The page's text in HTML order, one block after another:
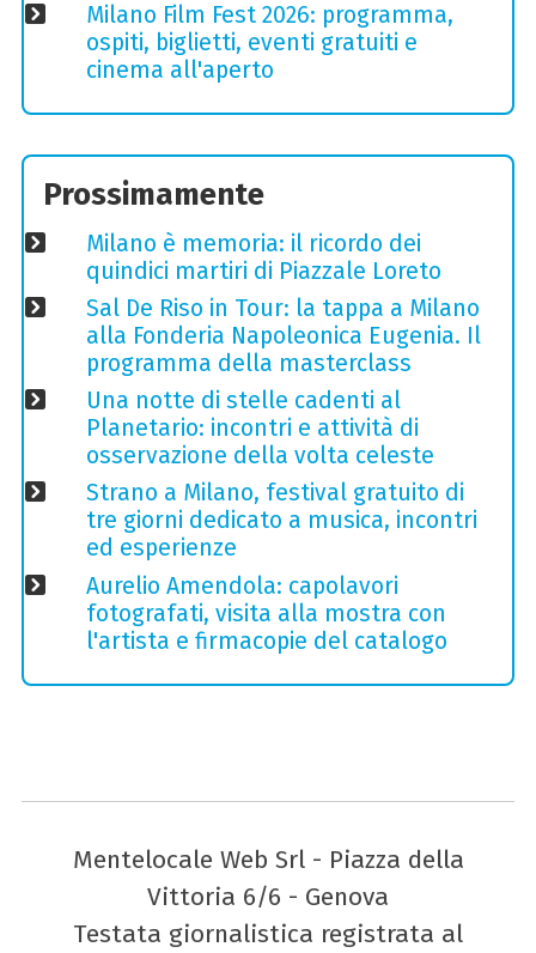
Milano Film Fest 2026: programma,
ospiti, biglietti, eventi gratuiti e
cinema all'aperto
Prossimamente
Milano è memoria: il ricordo dei
quindici martiri di Piazzale Loreto
Sal De Riso in Tour: la tappa a Milano
alla Fonderia Napoleonica Eugenia. Il
programma della masterclass
Una notte di stelle cadenti al
Planetario: incontri e attività di
osservazione della volta celeste
Strano a Milano, festival gratuito di
tre giorni dedicato a musica, incontri
ed esperienze
Aurelio Amendola: capolavori
fotografati, visita alla mostra con
l'artista e firmacopie del catalogo
Mentelocale Web Srl - Piazza della
Vittoria 6/6 - Genova
Testata giornalistica registrata al